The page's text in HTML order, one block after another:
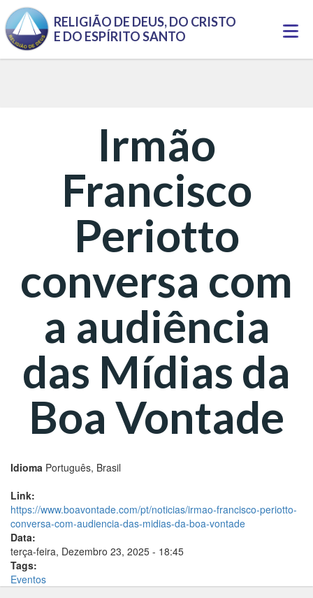
Pular para o conteúdo principal
RELIGIÃO DE DEUS, DO CRISTO
E DO ESPÍRITO SANTO
Irmão
Francisco
Periotto
conversa com
a audiência
das Mídias da
Boa Vontade
Idioma Português, Brasil
Link:
https://www.boavontade.com/pt/noticias/irmao-francisco-periotto-
conversa-com-audiencia-das-midias-da-boa-vontade
Data:
terça-feira, Dezembro 23, 2025 - 18:45
Tags:
Eventos